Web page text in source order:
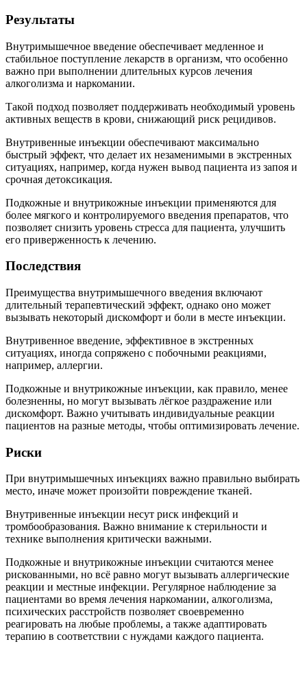
Результаты
Внутримышечное введение обеспечивает медленное и
стабильное поступление лекарств в организм, что особенно
важно при выполнении длительных курсов лечения
алкоголизма и наркомании.
Такой подход позволяет поддерживать необходимый уровень
активных веществ в крови, снижающий риск рецидивов.
Внутривенные инъекции обеспечивают максимально
быстрый эффект, что делает их незаменимыми в экстренных
ситуациях, например, когда нужен вывод пациента из запоя и
срочная детоксикация.
Подкожные и внутрикожные инъекции применяются для
более мягкого и контролируемого введения препаратов, что
позволяет снизить уровень стресса для пациента, улучшить
его приверженность к лечению.
Последствия
Преимущества внутримышечного введения включают
длительный терапевтический эффект, однако оно может
вызывать некоторый дискомфорт и боли в месте инъекции.
Внутривенное введение, эффективное в экстренных
ситуациях, иногда сопряжено с побочными реакциями,
например, аллергии.
Подкожные и внутрикожные инъекции, как правило, менее
болезненны, но могут вызывать лёгкое раздражение или
дискомфорт. Важно учитывать индивидуальные реакции
пациентов на разные методы, чтобы оптимизировать лечение.
Риски
При внутримышечных инъекциях важно правильно выбирать
место, иначе может произойти повреждение тканей.
Внутривенные инъекции несут риск инфекций и
тромбообразования. Важно внимание к стерильности и
технике выполнения критически важными.
Подкожные и внутрикожные инъекции считаются менее
рискованными, но всё равно могут вызывать аллергические
реакции и местные инфекции. Регулярное наблюдение за
пациентами во время лечения наркомании, алкоголизма,
психических расстройств позволяет своевременно
реагировать на любые проблемы, а также адаптировать
терапию в соответствии с нуждами каждого пациента.